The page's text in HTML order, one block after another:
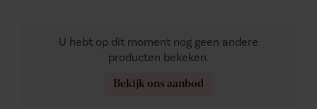
U hebt op dit moment nog geen andere
producten bekeken.
Bekijk ons aanbod